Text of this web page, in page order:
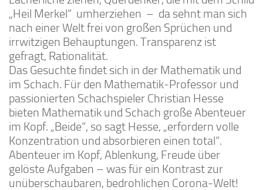
„Heil Merkel“ umherziehen – da sehnt man sich
nach einer Welt frei von großen Sprüchen und
irrwitzigen Behauptungen. Transparenz ist
gefragt, Rationalität.
Das Gesuchte findet sich in der Mathematik und
im Schach. Für den Mathematik-Professor und
passionierten Schachspieler Christian Hesse
bieten Mathematik und Schach große Abenteuer
im Kopf. „Beide“, so sagt Hesse, „erfordern volle
Konzentration und absorbieren einen total“.
Abenteuer im Kopf, Ablenkung, Freude über
gelöste Aufgaben – was für ein Kontrast zur
unüberschaubaren, bedrohlichen Corona-Welt!